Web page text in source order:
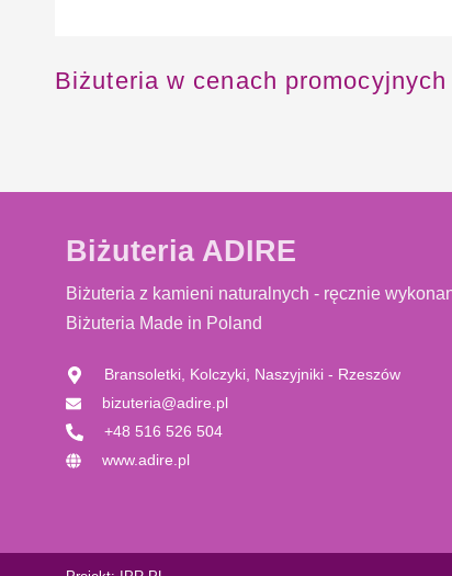
Biżuteria w cenach promocyjnych
Biżuteria ADIRE
Biżuteria z kamieni naturalnych - ręcznie
Biżuteria Made in Poland
Bransoletki, Kolczyki, Naszyjniki - Rzeszów
bizuteria@adire.pl
+48 516 526 504
www.adire.pl